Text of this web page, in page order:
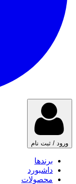
ورود / ثبت نام
برندها
داشبورد
محصولات